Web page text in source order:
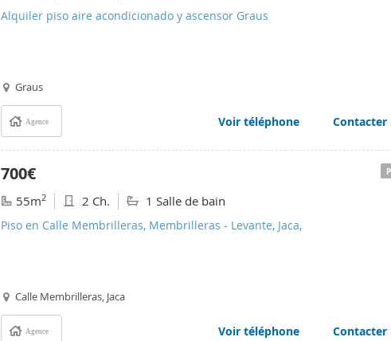
Alquiler piso aire acondicionado y ascensor Graus
Graus
Agence Voir téléphone Contacter
700€
55m2 2 Ch. 1 Salle de bain
Piso en Calle Membrilleras, Membrilleras - Levante, Jaca,
Calle Membrilleras, Jaca
Agence Voir téléphone Contacter